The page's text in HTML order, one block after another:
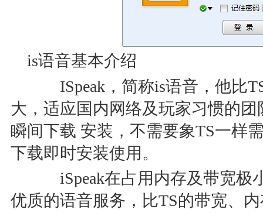
is语音基本介绍
ISpeak，简称is语音，他比TS
大，适应国内网络及玩家习惯的
瞬间下载 安装，不需要象TS一样
下载即时安装使用。
iSpeak在占用内存及带宽极
优质的语音服务，比TS的带宽、